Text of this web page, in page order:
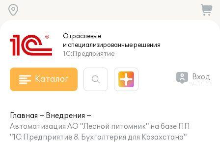
Отраслевые
и специализированныерешения
1С:Предприятие
Каталог Вход
Главная
Внедрения
Автоматизация АО "Лесной питомник" на базе ПП
"1С:Предприятие 8. Бухгалтерия для Казахстана"